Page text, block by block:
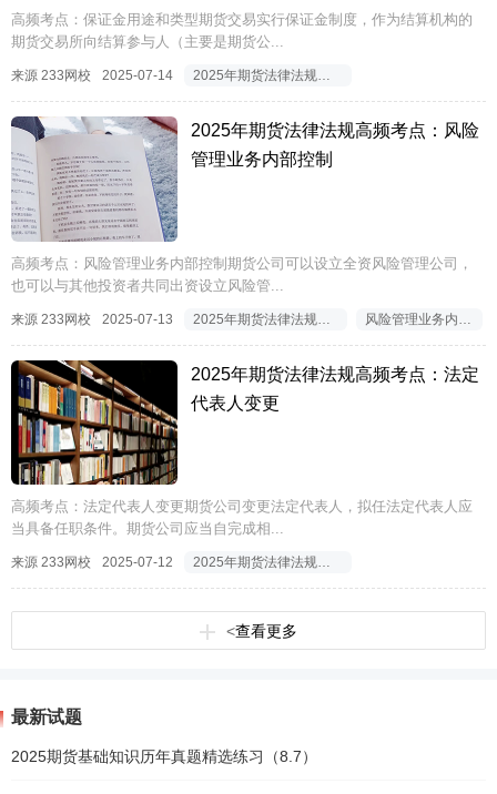
高频考点：保证金用途和类型期货交易实行保证金制度，作为结算机构的
期货交易所向结算参与人（主要是期货公...
来源 233网校 2025-07-14 2025年期货法律法规高频考点
2025年期货法律法规高频考点：风险
管理业务内部控制
高频考点：风险管理业务内部控制期货公司可以设立全资风险管理公司，
也可以与其他投资者共同出资设立风险管...
来源 233网校 2025-07-13
2025年期货法律法规高频考点：法定
代表人变更
高频考点：法定代表人变更期货公司变更法定代表人，拟任法定代表人应
当具备任职条件。期货公司应当自完成相...
来源 233网校 2025-07-12 2025年期货法律法规高频考点
<查看更多
最新试题
2025期货基础知识历年真题精选练习（8.7）